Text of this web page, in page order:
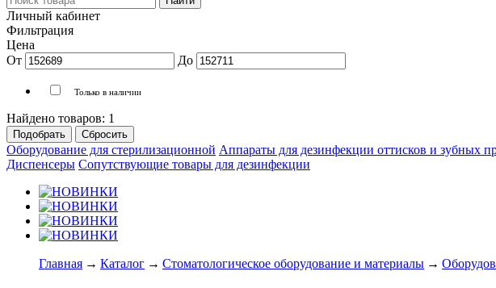
Личный кабинет
Фильтрация
Цена
От
До
Только в наличии
Найдено товаров: 1
Оборудование для стерилизационной Аппараты для дезинфекции оттисков и зубных
Диспенсеры Сопутствующие товары для дезинфекции
Главная → Каталог → Стоматологическое оборудование и материалы →